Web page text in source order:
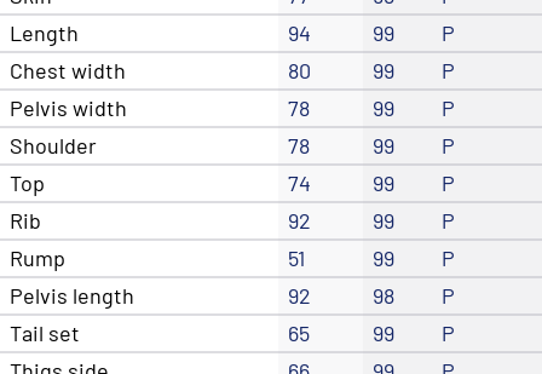
Length
94 99
P
Chest width
80 99
P
Pelvis width
78 99
P
Shoulder
78 99
P
Top
74 99
P
Rib
92 99
P
Rump
51 99
P
Pelvis length
92 98
P
Tail set
65 99
P